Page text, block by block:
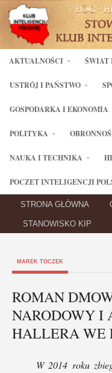
AKTUALNOŚCI ŚWIAT
USTRÓJ I PAŃSTWO
GOSPODARKA I EKONOMIA
POLITYKA
NAUKA I TECHNIKA
POCZET INTELIGENCJI
STRONA GŁÓWNA
STANOWISKO KIP
MAREK TOCZEK
ROMAN
NARODOWY I
HALLERA WE
W 2014 roku